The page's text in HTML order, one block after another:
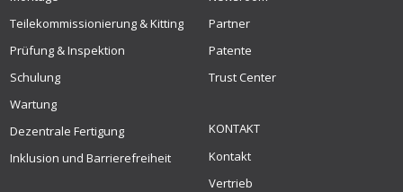
Teilekommissionierung & Kitting
Prüfung & Inspektion
Schulung
Wartung
Dezentrale Fertigung
Inklusion und Barrierefreiheit
Partner
Patente
Trust Center
KONTAKT
Kontakt
Vertrieb